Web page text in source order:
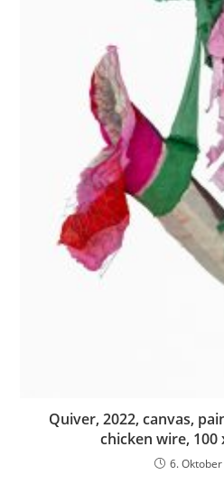
Quiver, 2022, canvas,
chicken wire, 100
6.